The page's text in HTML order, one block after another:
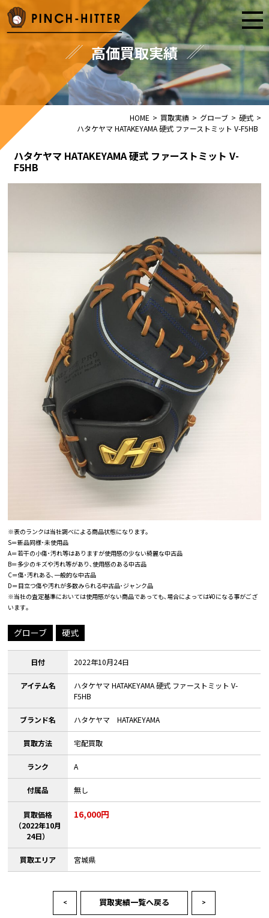
高価買取実績
HOME > 買取実績 > グローブ > 硬式 >
ハタケヤマ HATAKEYAMA 硬式 ファーストミット V-F5HB
ハタケヤマ HATAKEYAMA 硬式 ファーストミット V-
F5HB
※表のランクは当社調べによる商品状態になります。
S＝新品同様･未使用品
A＝若干の小傷･汚れ等はありますが使用感の少ない綺麗な中古品
B＝多少のキズや汚れ等があり､使用感のある中古品
C＝傷･汚れある､一般的な中古品
D＝目立つ傷や汚れが多数みられる中古品･ジャンク品
※当社の査定基準においては使用感がない商品であっても､場合によっては¥0になる事がござ
います｡
グローブ 硬式
日付 2022年10月24日
アイテム名
ハタケヤマ HATAKEYAMA 硬式 ファーストミット V-
F5HB
ブランド名 ハタケヤマ HATAKEYAMA
買取方法 宅配買取
ランク A
付属品 無し
買取価格
（2022年10月
24日）
16,000円
買取エリア 宮城県
< 買取実績一覧へ戻る >